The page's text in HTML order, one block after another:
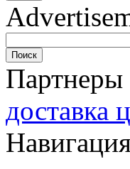
Партнеры
доставка